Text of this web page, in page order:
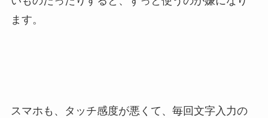
ます。
スマホも、タッチ感度が悪くて、毎回文字入力の